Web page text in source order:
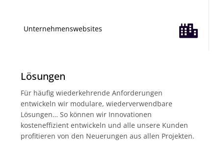

Unternehmenswebsites
Lösungen
Für häufig wiederkehrende Anforderungen
entwickeln wir modulare, wiederverwendbare
Lösungen… So können wir Innovationen
kosteneffizient entwickeln und alle unsere Kunden
profitieren von den Neuerungen aus allen Projekten.